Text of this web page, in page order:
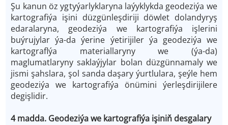
Şu kanun öz ygtyýarlyklaryna laýyklykda geodeziýa we
kartografiýa işini düzgünleşdiriji döwlet dolandyryş
edaralaryna, geodeziýa we kartografiýa işlerini
buýrujylar ýa-da ýerine ýetirijiler ýa geodeziýa we
kartograflýa materiallaryny we (ýa-da)
maglumatlaryny saklaýjylar bolan düzgünnamaly we
jismi şahslara, şol sanda daşary ýurtlulara, şeýle hem
geodeziýa we kartografiýa önümini ýerleşdirijilere
degişlidir.
4 madda. Geodeziýa we kartografiýa işiniň desgalary